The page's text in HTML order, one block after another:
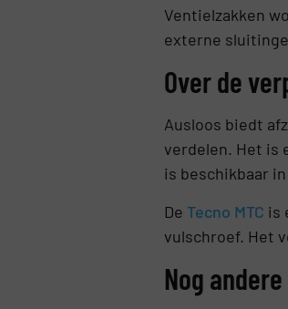
Ventielzakken
externe
Over de
Ausloos biedt
verdelen. Het is
is beschikbaar
De Tecno MTC is
vulschroef. Het
Nog andere